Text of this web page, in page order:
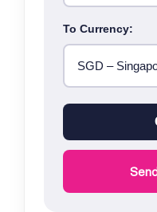
To Currency: